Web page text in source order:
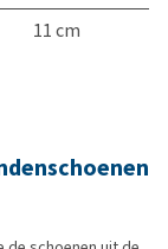
11 cm